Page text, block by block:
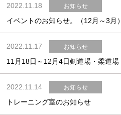
2022.11.18 お知らせ
イベントのお知らせ。（12月～3月）
2022.11.17 お知らせ
2022.11.14 お知らせ
トレーニング室のお知らせ